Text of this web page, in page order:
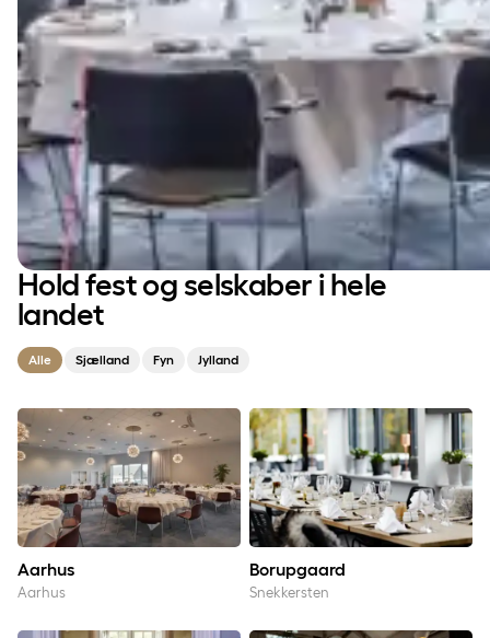
Hold fest og selskaber i hele
landet
Alle Sjælland Fyn Jylland
Aarhus
Aarhus
Aarhus
Borupgaard
Borupgaard
Snekkersten